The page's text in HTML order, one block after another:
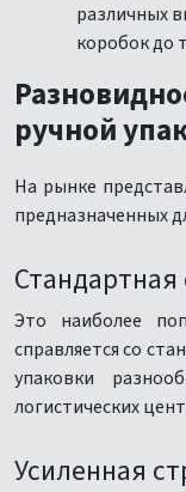
различных
коробок до
ручной
На рынке
предназначенных
Стандартная
Это наиболее
справляется со
упаковки
логистических
Усиленная